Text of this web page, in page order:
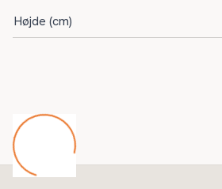
Højde (cm)